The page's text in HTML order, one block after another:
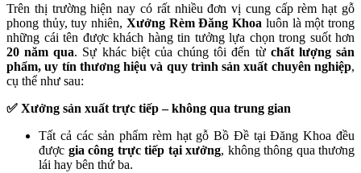
Trên thị trường hiện nay có rất nhiều đơn vị cung cấp rèm hạt gỗ
phong thủy, tuy nhiên, Xưởng Rèm Đăng Khoa luôn là một trong
những cái tên được khách hàng tin tưởng lựa chọn trong suốt hơn
20 năm qua. Sự khác biệt của chúng tôi đến từ chất lượng sản
phẩm, uy tín thương hiệu và quy trình sản xuất chuyên nghiệp,
cụ thể như sau:
✅ Xưởng sản xuất trực tiếp – không qua trung gian
Tất cả các sản phẩm rèm hạt gỗ Bồ Đề tại Đăng Khoa đều
được gia công trực tiếp tại xưởng, không thông qua thương
lái hay bên thứ ba.